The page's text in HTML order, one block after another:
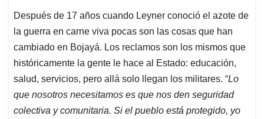
Después de 17 años cuando Leyner conoció el azote de
la guerra en carne viva pocas son las cosas que han
cambiado en Bojayá. Los reclamos son los mismos que
históricamente la gente le hace al Estado: educación,
salud, servicios, pero allá solo llegan los militares. “Lo
que nosotros necesitamos es que nos den seguridad
colectiva y comunitaria. Si el pueblo está protegido, yo